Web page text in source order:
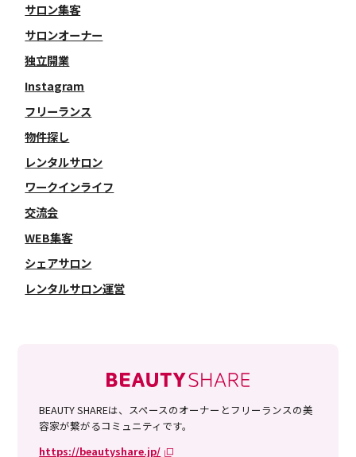
サロン集客
サロンオーナー
独立開業
Instagram
フリーランス
物件探し
レンタルサロン
ワークインライフ
交流会
WEB集客
シェアサロン
レンタルサロン運営
BEAUTY SHAREは、スペースのオーナーとフリーランスの美
容家が繋がるコミュニティです。
https://beautyshare.jp/